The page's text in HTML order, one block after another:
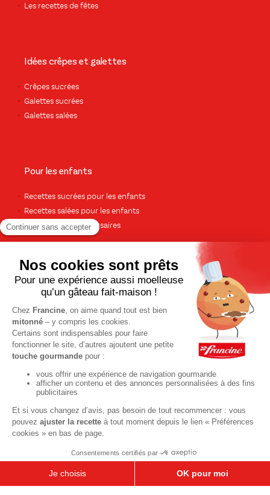
Les recettes de fêtes
Idées crêpes et galettes
Crêpes sucrées
Galettes sucrées
Galettes salées
Pour les enfants
Recettes sucrées pour les enfants
Recettes salées pour les enfants
Tout pour les anniversaires
Pour le dessert
Gâteaux et cakes
À base de fruits
Crèmes et flans
Recettes de saison
Été
Hiver